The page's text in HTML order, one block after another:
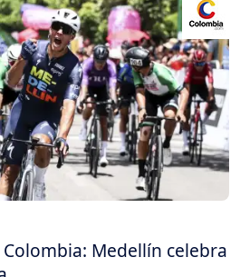
Medellín celebra